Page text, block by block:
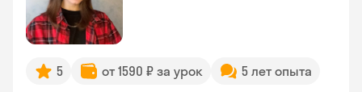
5 от 1590 ₽ за урок 5 лет опыта